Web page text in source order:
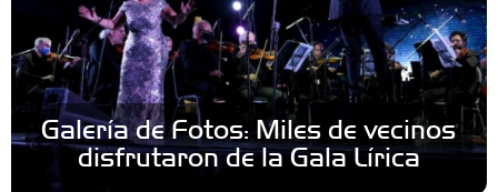
Galería de Fotos: Miles de vecinos
disfrutaron de la Gala Lírica